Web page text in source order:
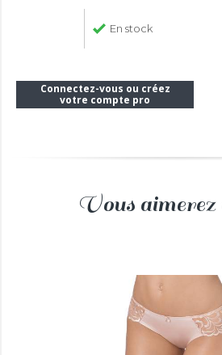
En stock
Connectez-vous ou créez
votre compte pro
Vous aimerez